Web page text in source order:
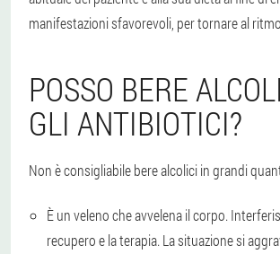
manifestazioni sfavorevoli, per tornare al
POSSO BERE
GLI ANTIBIOTICI?
Non è consigliabile bere alcolici in grandi
È un veleno che avvelena il corpo.
recupero e la terapia. La situazione si